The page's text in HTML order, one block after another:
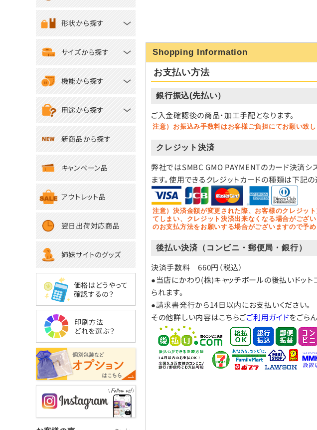
Shopping Information
お支払い方法
銀行振込(先払い）
ご入金確認後の商品・加工手配となります。
注意）お振込み手数料はお客様ご負担にてお願い致し
クレジット決済
弊社ではSMBC GMO PAYMENTのカード決済シ
ます。使用できるクレジットカードの種類は下記の
注意）決済金額が変更された際、お客様のクレジッ
てしまい、クレジット決済出来なくなる場合がござ
のお支払方法をお願いする場合がございますので予め
後払い決済（コンビニ・郵便局・銀行）
決済手数料 660円（税込）
●当店にかわり(株)キャッチボールの後払いドッ
られます。
●請求書発行から14日以内にお支払いください。
その他詳しい内容はこちらごご利用ガイドをごら
形状から探す
サイズから探す
機能から探す
用途から探す
新商品から探す
キャンペーン品
アウトレット品
翌日出荷対応商品
姉妹サイトのグッズ
価格はどうやって
確認するの？
印刷方法
どれを選ぶ？